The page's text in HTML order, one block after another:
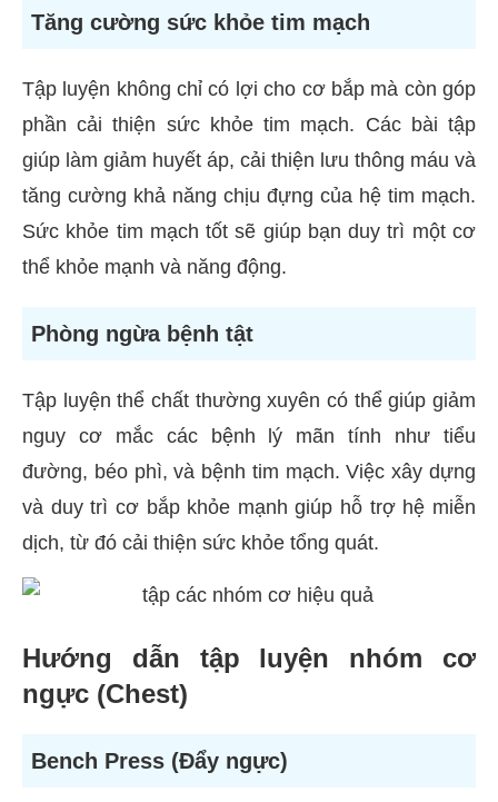
Tăng cường sức khỏe tim mạch
Tập luyện không chỉ có lợi cho cơ bắp mà còn góp
phần cải thiện sức khỏe tim mạch. Các bài tập
giúp làm giảm huyết áp, cải thiện lưu thông máu và
tăng cường khả năng chịu đựng của hệ tim mạch.
Sức khỏe tim mạch tốt sẽ giúp bạn duy trì một cơ
thể khỏe mạnh và năng động.
Phòng ngừa bệnh tật
Tập luyện thể chất thường xuyên có thể giúp giảm
nguy cơ mắc các bệnh lý mãn tính như tiểu
đường, béo phì, và bệnh tim mạch. Việc xây dựng
và duy trì cơ bắp khỏe mạnh giúp hỗ trợ hệ miễn
dịch, từ đó cải thiện sức khỏe tổng quát.
Hướng dẫn tập luyện nhóm cơ
ngực (Chest)
Bench Press (Đẩy ngực)